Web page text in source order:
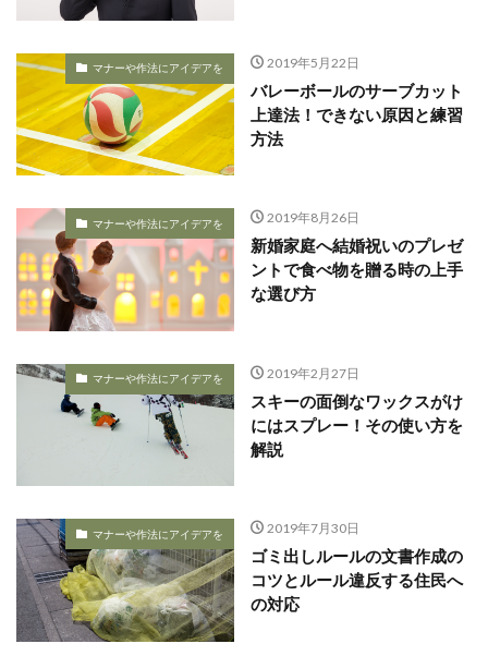
マナーや作法にアイデアを 2019年5月22日
バレーボールのサーブカット
上達法！できない原因と練習
方法
マナーや作法にアイデアを 2019年8月26日
新婚家庭へ結婚祝いのプレゼ
ントで食べ物を贈る時の上手
な選び方
マナーや作法にアイデアを 2019年2月27日
スキーの面倒なワックスがけ
にはスプレー！その使い方を
解説
マナーや作法にアイデアを 2019年7月30日
ゴミ出しルールの文書作成の
コツとルール違反する住民へ
の対応